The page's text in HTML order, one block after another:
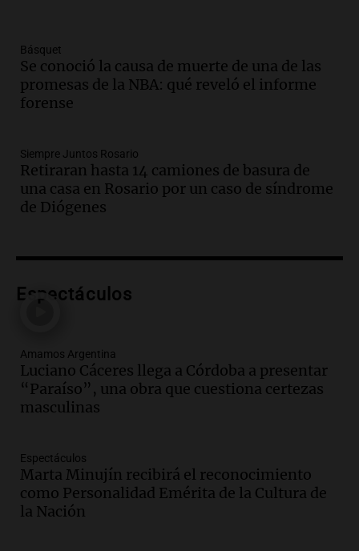
Audio. Boletín de Calificaciones de
Marcelo Lamberti (Rosario Central 2 - 1
Aldosivi)
Audio.2° gol de Rosario Central a
Aldosivi (Campaz) - relato Gato Greco
Deportes Rosario
Audio.Nuevo desarrollo urbano y casa
en Villa María
Audio.La gran exposición de la rural de
la Bulaya abrirá sus puertas mañana con
diversas actividades y sorpresas
Panorama Federal
edificios y proyecta una casa del
estudiante con 48 municipios
involucrados
Panorama Federal
Básquet
Se conoció la causa de muerte de una de las
promesas de la NBA: qué reveló el informe
forense
Siempre Juntos Rosario
Retiraran hasta 14 camiones de basura de
una casa en Rosario por un caso de síndrome
de Diógenes
Espectáculos
Amamos Argentina
Luciano Cáceres llega a Córdoba a presentar
“Paraíso”, una obra que cuestiona certezas
masculinas
Espectáculos
Marta Minujín recibirá el reconocimiento
como Personalidad Emérita de la Cultura de
la Nación